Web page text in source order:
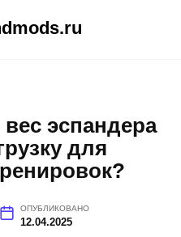
эспандера
для
ОПУБЛИКОВАНО
12.04.2025